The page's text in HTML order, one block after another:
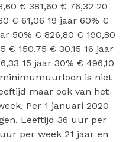
€ 381,60 € 76,32 20
€ 61,06 19 jaar 60% €
50% € 826,80 € 190,80
€ 150,75 € 30,15 16 jaar
15 jaar 30% € 496,10
is niet
maar ook van het
Per 1 januari 2020
Leeftijd 36 uur per
per week 21 jaar en